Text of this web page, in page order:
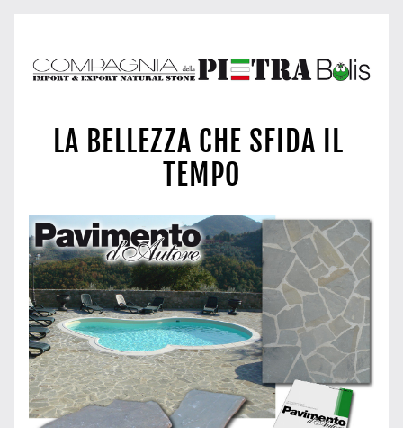
LA BELLEZZA CHE SFIDA IL
TEMPO